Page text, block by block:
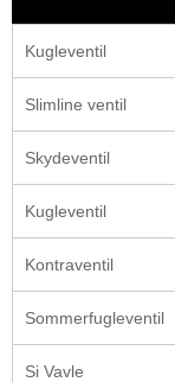
Kugleventil
Slimline ventil
Skydeventil
Kugleventil
Kontraventil
Sommerfugleventil
Si Vavle